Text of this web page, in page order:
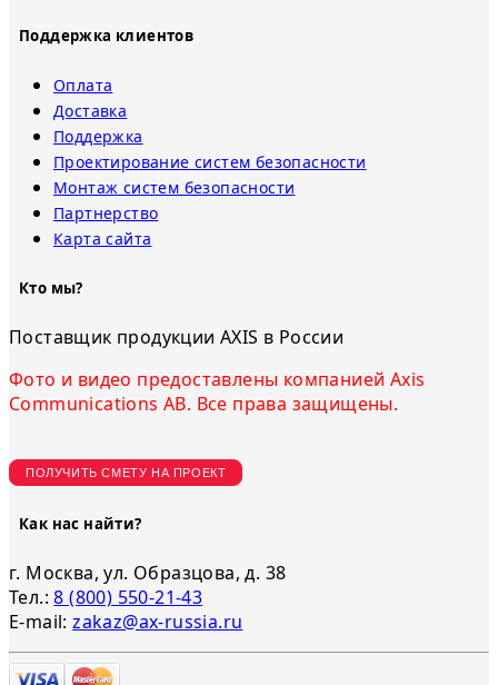
Поддержка клиентов
Оплата
Доставка
Поддержка
Проектирование систем безопасности
Монтаж систем безопасности
Партнерство
Карта сайта
Кто мы?
Поставщик продукции AXIS в России
Фото и видео предоставлены компанией Axis
Communications AB. Все права защищены.
ПОЛУЧИТЬ СМЕТУ НА ПРОЕКТ
Как нас найти?
г. Москва, ул. Образцова, д. 38
Тел.:8 (800) 550-21-43
E-mail:zakaz@ax-russia.ru